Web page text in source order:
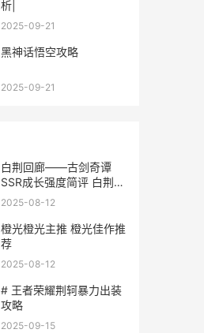
析|
2025-09-21
黑神话悟空攻略
2025-09-21
白荆回廊——古剑奇谭
SSR成长强度简评 白荆回
廊吧
2025-08-12
橙光橙光主推 橙光佳作推
荐
2025-08-12
# 王者荣耀荆轲暴力出装
攻略
2025-09-15